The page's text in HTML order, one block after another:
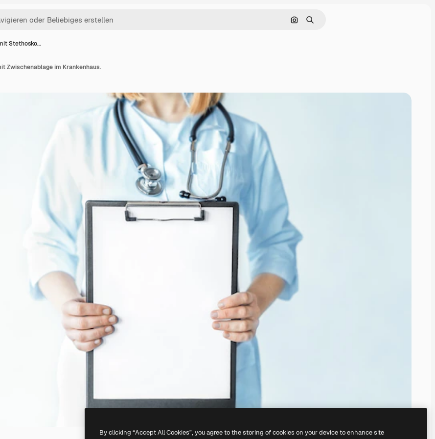
Nach Bild suchen
Suchen
Stethosko…
Zwischenablage im Krankenhaus.
By clicking “Accept All Cookies”, you agree to the storing of cookies on your device to enhance site